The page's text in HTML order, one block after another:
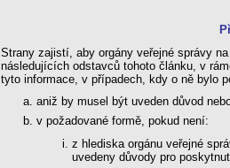
Strany zajistí, aby orgány veřejné správy
následujících odstavců tohoto článku, v
tyto informace, v případech, kdy o ně bylo
aniž by musel být uveden důvod
v požadované formě, pokud není:
z hlediska orgánu veřejné
uvedeny důvody pro